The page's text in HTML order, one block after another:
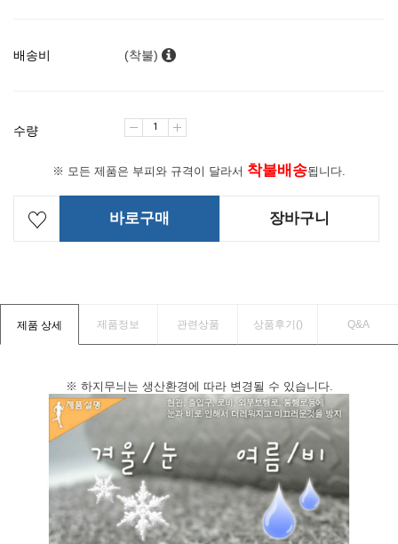
배송비 (착불)
수량
※ 모든 제품은 부피와 규격이 달라서 착불배송됩니다.
바로구매 장바구니
제품 상세 제품정보 관련상품 상품후기() Q&A
※ 하지무늬는 생산환경에 따라 변경될 수 있습니다.